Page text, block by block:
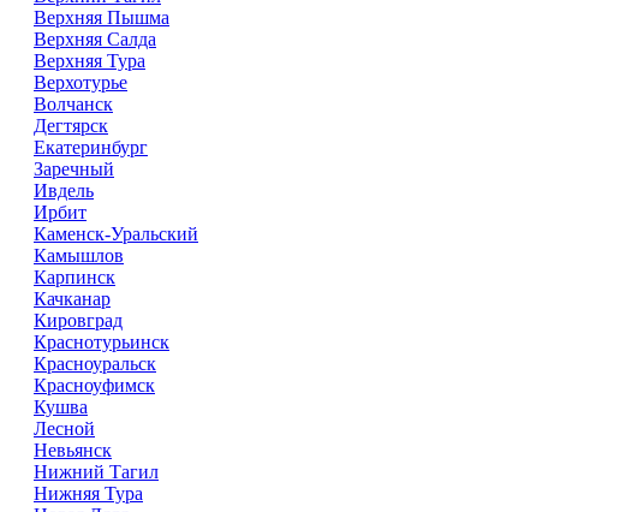
Верхняя Пышма
Верхняя Салда
Верхняя Тура
Верхотурье
Волчанск
Дегтярск
Екатеринбург
Заречный
Ивдель
Ирбит
Каменск-Уральский
Камышлов
Карпинск
Качканар
Кировград
Краснотурьинск
Красноуральск
Красноуфимск
Кушва
Лесной
Невьянск
Нижний Тагил
Нижняя Тура